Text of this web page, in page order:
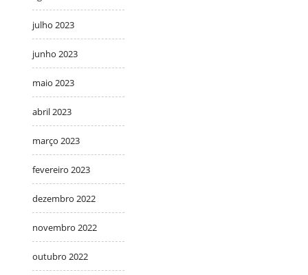
julho 2023
junho 2023
maio 2023
abril 2023
março 2023
fevereiro 2023
dezembro 2022
novembro 2022
outubro 2022